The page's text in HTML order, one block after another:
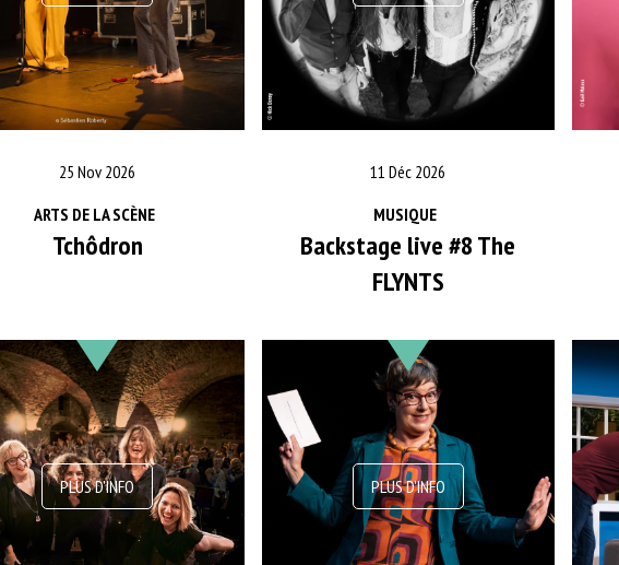
25 Nov 2026
ARTS DE LA SCÈNE
Tchôdron
11 Déc 2026
MUSIQUE
Backstage live #8 The
FLYNTS